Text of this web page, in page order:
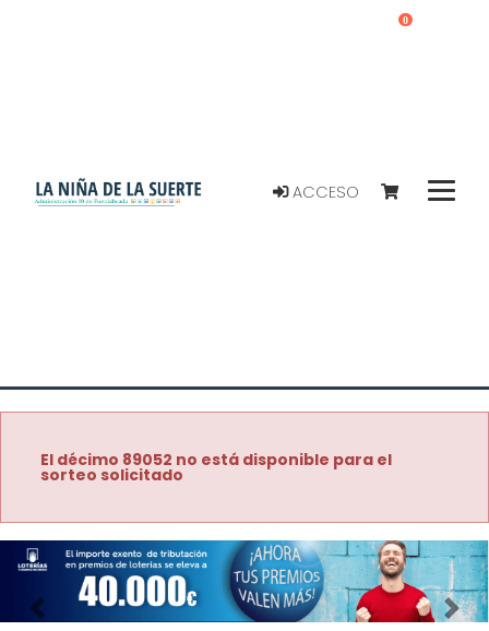
ACCESO
0
El décimo 89052 no está disponible para el
sorteo solicitado
Imagen anterior